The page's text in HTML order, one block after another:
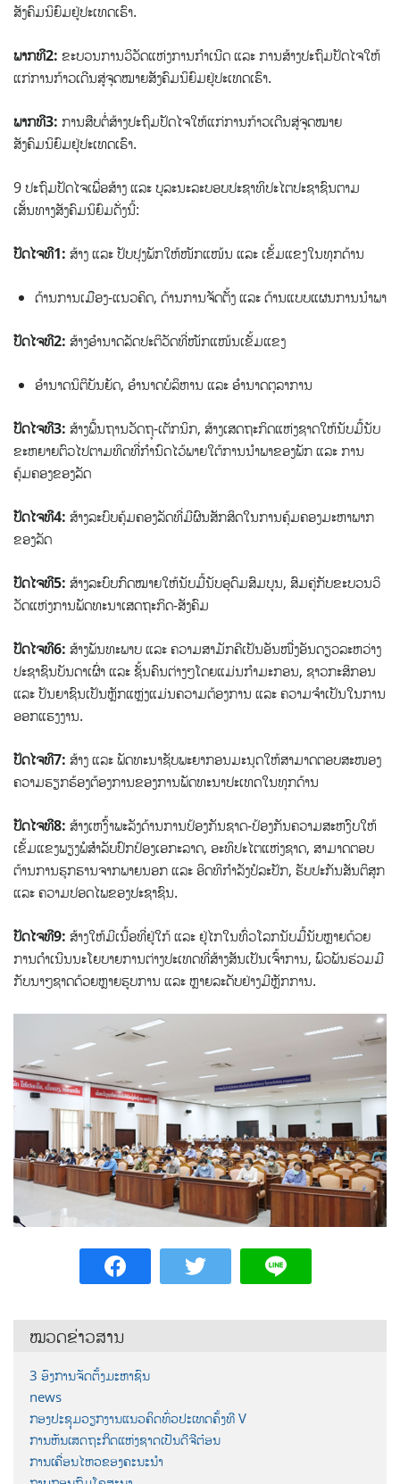
ສັງຄົມນິຍົມຢູ່ປະເທດເຮົາ.
ພາກທີ2: ຂະບວນການວິວັດແຫ່ງການກຳເນີດ ແລະ ການສ້າງປະຖົມປັດໄຈໃຫ້
ແກ່ການກ້າວເດີນສູ່ຈຸດໝາຍສັງຄົມນິຍົມຢູ່ປະເທດເຮົາ.
ພາກທີ3: ການສືບຕໍ່ສ້າງປະຖົມປັດໄຈໃຫ້ແກ່ການກ້າວເດີນສູ່ຈຸດໝາຍ
ສັງຄົມນິຍົມຢູ່ປະເທດເຮົາ.
9 ປະຖົມປັດໄຈເພື່ອສ້າງ ແລະ ບູລະນະລະບອບປະຊາທິປະໄຕປະຊາຊົນຕາມ
ເສັ້ນທາງສັງຄົມນິຍົມດັ່ງນີ້:
ປັດໄຈທີ1: ສ້າງ ແລະ ປັບປຸງພັກໃຫ້ໜັກແໜ້ນ ແລະ ເຂັ້ມແຂງໃນທຸກດ້ານ
ດ້ານການເມືອງ-ແນວຄິດ, ດ້ານການຈັດຕັ້ງ ແລະ ດ້ານແບບແຜນການນຳພາ
ປັດໄຈທີ2: ສ້າງອຳນາດລັດປະຕິວັດທີ່ໜັກແໜ້ນເຂັ້ມແຂງ
ອຳນາດນິຕິບັນຍັດ, ອຳນາດບໍລິຫານ ແລະ ອຳນາດຕຸລາການ
ປັດໄຈທີ3: ສ້າງພື້ນຖານວັດຖຸ-ເຕັກນິກ, ສ້າງເສດຖະກິດແຫ່ງຊາດໃຫ້ນັບມື້ນັບ
ຂະຫຍາຍຕົວໄປຕາມທິດທີ່ກຳນົດໄວ້ພາຍໃຕ້ການນຳພາຂອງພັກ ແລະ ການ
ຄຸ້ມຄອງຂອງລັດ
ປັດໄຈທີ4: ສ້າງລະບົບຄຸ້ມຄອງລັດທີ່ມີຜົນສັກສິດໃນການຄຸ້ມຄອງມະຫາພາກ
ຂອງລັດ
ປັດໄຈທີ5: ສ້າງລະບົບກົດໝາຍໃຫ້ນັບມື້ນັບອຸດົມສົມບູນ, ສົມຄູ່ກັບຂະບວນວິ
ວັດແຫ່ງການພັດທະນາເສດຖະກິດ-ສັງຄົມ
ປັດໄຈທີ6: ສ້າງພັນທະພາບ ແລະ ຄວາມສາມັກຄີເປັນອັນໜື່ງອັນດຽວລະຫວ່າງ
ປະຊາຊົນບັນດາເຜົ່າ ແລະ ຊັ້ນຄົນຕ່າງໆໂດຍແມ່ນກຳມະກອນ, ຊາວກະສິກອນ
ແລະ ປັນຍາຊົນເປັນຫຼັກແຫຼ່ງແມ່ນຄວາມຕ້ອງການ ແລະ ຄວາມຈຳເປັນໃນການ
ອອກແຮງງານ.
ປັດໄຈທີ7: ສ້າງ ແລະ ພັດທະນາຊັບພະຍາກອນມະນຸດໃຫ້ສາມາດຕອບສະໜອງ
ຄວາມຮຽກຮ້ອງຕ້ອງການຂອງການພັດທະນາປະເທດໃນທຸກດ້ານ
ປັດໄຈທີ8: ສ້າງເຫງົ້າພະລັງດ້ານການປ້ອງກັນຊາດ-ປ້ອງກັນຄວາມສະຫງົບໃຫ້
ເຂັ້ມແຂງພຽງພໍສຳລັບປົກປ້ອງເອກະລາດ, ອະທິປະໄຕແຫ່ງຊາດ, ສາມາດຕອບ
ຕ້ານການຮຸກຮານຈາກພາຍນອກ ແລະ ອິດທິກຳລັງປໍລະປັກ, ຮັບປະກັນສັນຕິສຸກ
ແລະ ຄວາມປອດໄພຂອງປະຊາຊົນ.
ປັດໄຈທີ9: ສ້າງໃຫ້ມີເນື້ອທີ່ຢູ່ໃກ້ ແລະ ຢູ່ໄກໃນທົ່ວໂລກນັບມື້ນັບຫຼາຍດ້ວຍ
ການດຳເນີນນະໂຍບາຍການຕ່າງປະເທດທີ່ສ້າງສັນເປັນເຈົ້າການ, ພົວພັນຮ່ວມມື
ກັບນາໆຊາດດ້ວຍຫຼາຍຮູບການ ແລະ ຫຼາຍລະດັບຢ່າງມີຫຼັກການ.
ໝວດຂ່າວສານ
3 ອົງການຈັດຕັ້ງມະຫາຊົນ
news
ກອງປະຊຸມວຽກງານແນວຄິດທົ່ວປະເທດຄັ້ງທີ V
ການຫັນເສດຖະກິດແຫ່ງຊາດເປັນດີຈີຕ໋ອນ
ການເຄື່ອນໄຫວຂອງຄະນະນຳ